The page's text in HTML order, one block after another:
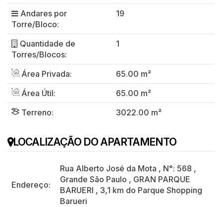
Andares por
Torre/Bloco:
19
Quantidade de
Torres/Blocos:
1
Área Privada:
65.00 m²
Área Útil:
65.00 m²
Terreno:
3022.00 m²
LOCALIZAÇÃO DO APARTAMENTO
Endereço:
Rua Alberto José da Mota , N°: 568 ,
Grande São Paulo , GRAN PARQUE
BARUERI , 3,1 km do Parque Shopping
Barueri